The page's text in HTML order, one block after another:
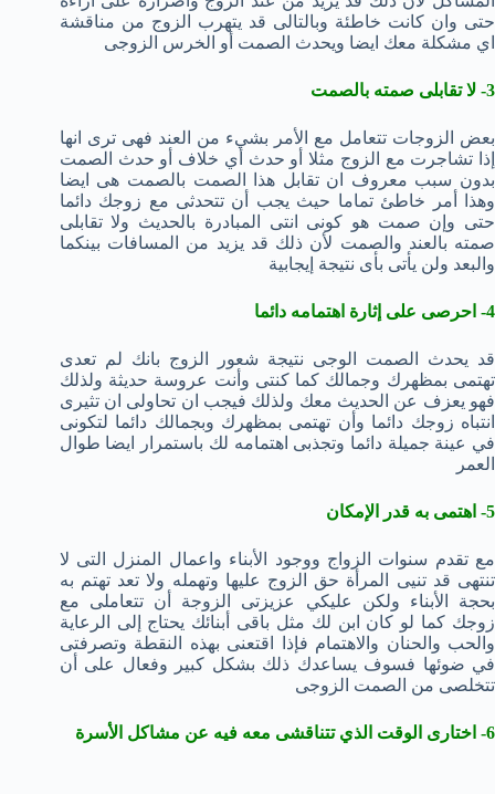
حتى وان كانت خاطئة وبالتالى قد يتهرب الزوج من مناقشة
اي مشكلة معك ايضا ويحدث الصمت أو الخرس الزوجى
3- لا تقابلى صمته بالصمت
بعض الزوجات تتعامل مع الأمر بشيء من العند فهى ترى انها
إذا تشاجرت مع الزوج مثلا أو حدث أي خلاف أو حدث الصمت
بدون سبب معروف ان تقابل هذا الصمت بالصمت هى ايضا
وهذا أمر خاطئ تماما حيث يجب أن تتحدثى مع زوجك دائما
حتى وإن صمت هو كونى انتى المبادرة بالحديث ولا تقابلى
صمته بالعند والصمت لأن ذلك قد يزيد من المسافات بينكما
والبعد ولن يأتى بأى نتيجة إيجابية
4- احرصى على إثارة اهتمامه دائما
قد يحدث الصمت الوجى نتيجة شعور الزوج بانك لم تعدى
تهتمى بمظهرك وجمالك كما كنتى وأنت عروسة حديثة ولذلك
فهو يعزف عن الحديث معك ولذلك فيجب ان تحاولى ان تثيرى
انتباه زوجك دائما وأن تهتمى بمظهرك وبجمالك دائما لتكونى
في عينة جميلة دائما وتجذبى اهتمامه لك باستمرار ايضا طوال
العمر
5- اهتمى به قدر الإمكان
مع تقدم سنوات الزواج ووجود الأبناء واعمال المنزل التى لا
تنتهى قد تنيى المرأة حق الزوج عليها وتهمله ولا تعد تهتم به
بحجة الأبناء ولكن عليكي عزيزتى الزوجة أن تتعاملى مع
زوجك كما لو كان ابن لك مثل باقى أبنائك يحتاج إلى الرعاية
والحب والحنان والاهتمام فإذا اقتعنى بهذه النقطة وتصرفتى
في ضوئها فسوف يساعدك ذلك بشكل كبير وفعال على أن
تتخلصى من الصمت الزوجى
6- اختارى الوقت الذي تتناقشى معه فيه عن مشاكل الأسرة